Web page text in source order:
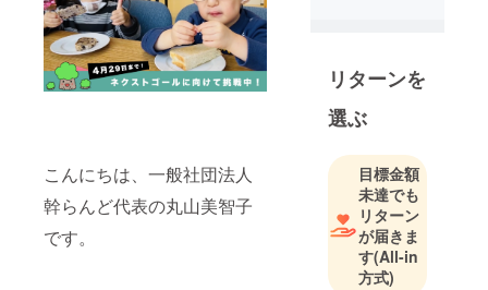
こんにちは、一般社団法人
幹らんど代表の丸山美智子
です。
リターンを
選ぶ
目標金額
未達でも
リターン
が届きま
す(All-in
方式)